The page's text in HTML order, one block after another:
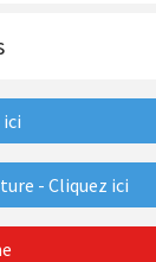
- Cliquez ici